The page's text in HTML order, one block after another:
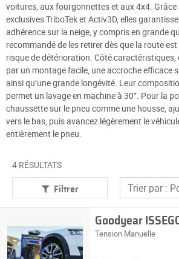
voitures, aux fourgonnettes et aux 4x4.
exclusives TriboTek et Activ3D, elles
adhérence sur la neige, y compris en grande
recommandé de les retirer dès que la route
risque de détérioration. Côté caractéristiques,
par un montage facile, une accroche efficace
ainsi qu’une grande longévité. Leur
permet un lavage en machine à 30°. Pour la
chaussette sur le pneu comme une housse,
vers le bas, puis avancez légèrement le
entièrement le pneu.
4 RÉSULTATS
Filtrer
Goodyear
Tension Manuelle